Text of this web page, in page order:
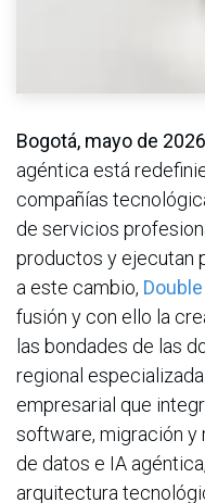
Bogotá, mayo de
agéntica está
compañías
de servicios
productos y ejecutan
a este cambio,
fusión y con ello la
las bondades de las
regional
empresarial que
software, migración y
de datos e IA
arquitectura